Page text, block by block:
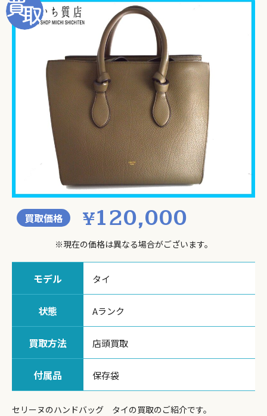
買取価格 ¥120,000
※現在の価格は異なる場合がございます。
モデル タイ
状態 Aランク
買取方法 店頭買取
付属品 保存袋
セリーヌのハンドバッグ タイの買取のご紹介です。